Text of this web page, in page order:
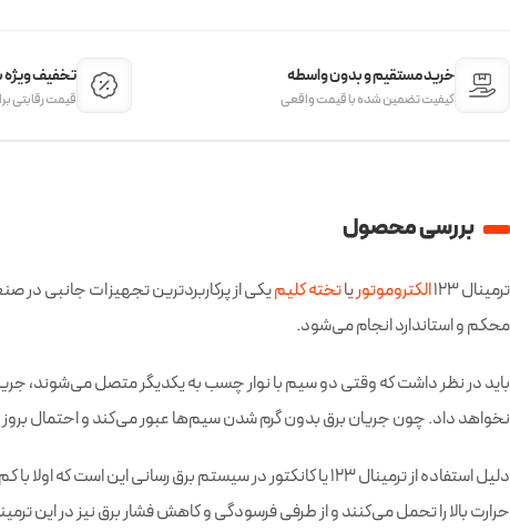
خرید مستقیم و بدون واسطه
کیفیت تضمین شده با قیمت واقعی
تخفیف ویژه
قیمت‌ رقابتی
بررسی محصول
ترمینال 123 الکتروموتوریاتخته کلیمیکی از پرکاربردترین تجهیزات جانبی در
محکم و استاندارد انجام می‌شود.
باید در نظر داشت که وقتی دو سیم با نوار چسب به یکدیگر متصل می‌شوند،
نخواهد داد. چون جریان برق بدون گرم شدن سیم‌ها عبور می‌کند و احتمال بروز
دلیل استفاده از ترمینال 123 یا کانکتور در سیستم برق
حرارت بالا را تحمل می‌کنند و از طرفی فرسودگی و کاهش فشار برق نیز در این